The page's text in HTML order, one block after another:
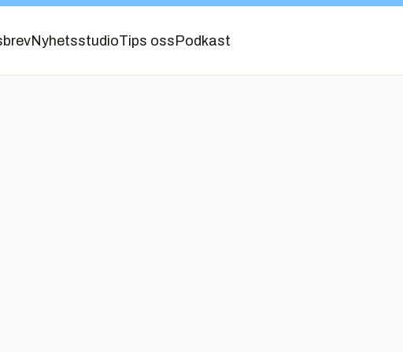
NyhetsstudioTips oss Podkast